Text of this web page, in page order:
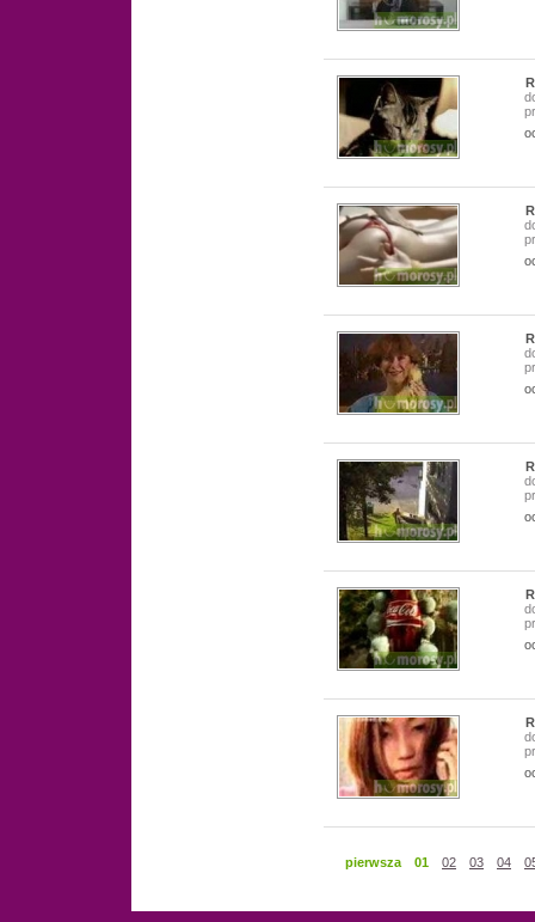
pierwsza 01 02 03 04